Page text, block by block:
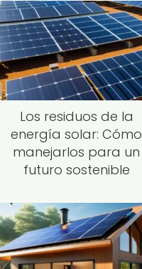
Los residuos de la
energía solar: Cómo
manejarlos para un
futuro sostenible